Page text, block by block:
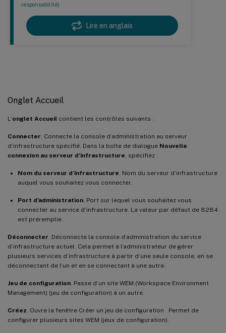
responsabilité)
Lire en anglais
Onglet Accueil
L’onglet Accueil contient les contrôles suivants :
Connecter . Connecte la console d’administration au serveur
d’infrastructure spécifié. Dans la boîte de dialogue Nouvelle
connexion au serveur d’infrastructure , spécifiez :
Nom du serveur d’infrastructure . Nom du serveur d’infrastructure
auquel vous souhaitez vous connecter.
Port d’administration . Port sur lequel vous souhaitez vous
connecter au service d’infrastructure. La valeur par défaut de 8284
est préremplie.
Déconnecter . Déconnecte la console d’administration du service
d’infrastructure actuel. Cela permet à l’administrateur de gérer
plusieurs services d’infrastructure à partir d’une seule console, en se
déconnectant de l’un et en se connectant à une autre.
Jeu de configuration . Passe d’un site WEM (Workspace Environment
Management) (jeu de configuration) à un autre.
Créez . Ouvre la fenêtre Créer un jeu de configuration . Permet de
configurer plusieurs sites WEM (jeux de configuration).